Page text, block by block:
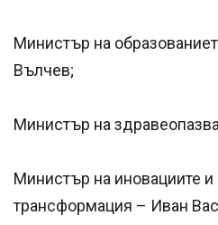
Министър на
Вълчев;
Министър на
Министър на иновациите и
трансформация – Иван